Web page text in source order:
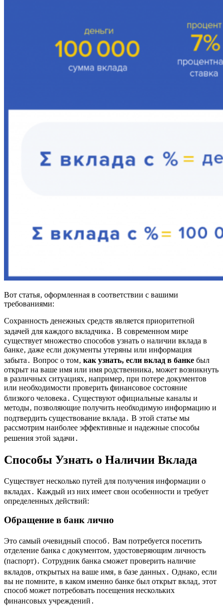
Вот статья‚ оформленная в соответствии с вашими
требованиями:
Сохранность денежных средств является приоритетной
задачей для каждого вкладчика․ В современном мире
существует множество способов узнать о наличии вклада в
банке‚ даже если документы утеряны или информация
забыта․ Вопрос о том‚ как узнать‚ если вклад в банке был
открыт на ваше имя или имя родственника‚ может возникнуть
в различных ситуациях‚ например‚ при потере документов
или необходимости проверить финансовое состояние
близкого человека․ Существуют официальные каналы и
методы‚ позволяющие получить необходимую информацию и
подтвердить существование вклада․ В этой статье мы
рассмотрим наиболее эффективные и надежные способы
решения этой задачи․
Способы Узнать о Наличии Вклада
Существует несколько путей для получения информации о
вкладах․ Каждый из них имеет свои особенности и требует
определенных действий:
Обращение в банк лично
Это самый очевидный способ․ Вам потребуется посетить
отделение банка с документом‚ удостоверяющим личность
(паспорт)․ Сотрудник банка сможет проверить наличие
вкладов‚ открытых на ваше имя‚ в базе данных․ Однако‚ если
вы не помните‚ в каком именно банке был открыт вклад‚ этот
способ может потребовать посещения нескольких
финансовых учреждений․